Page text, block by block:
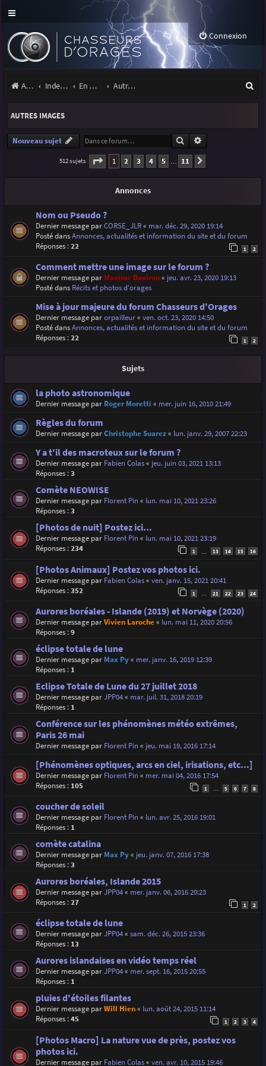
Connexion
Accueil Index du forum En marge des orages Autres images
e
r
AUTRES IMAGES
Nouveau sujet Rechercher
512 sujets Page 1sur 11
1 2 3 4 5 … 11
Annonces
Nom ou Pseudo ?
Dernier message parCORSE_JLR« mar. déc. 29, 2020 19:14
Posté dansAnnonces, actualités et information du site et du forum
Réponses :22 1 2
Comment mettre une image sur le forum ?
Dernier message par Maxime Daviron« jeu. avr. 23, 2020 19:13
Posté dans Récits et photos d'orages
Mise à jour majeure du forum Chasseurs d'Orages
Dernier message parorpailleur« ven. oct. 23, 2020 14:50
Posté dansAnnonces, actualités et information du site et du forum
Réponses :22 1 2
Sujets
la photo astronomique
Dernier message par Roger Moretti « mer. juin 16, 2010 21:49
Règles du forum
Dernier message parChristophe Suarez« lun. janv. 29, 2007 22:23
Y a t'il des macroteux sur le forum ?
Dernier message par Fabien Colas« jeu. juin 03, 2021 13:13
Réponses :3
Comète NEOWISE
Dernier message par Florent Pin« lun. mai 10, 2021 23:26
Réponses :3
[Photos de nuit] Postez ici...
Dernier message par Florent Pin« lun. mai 10, 2021 23:19
Réponses :234 1 13 14 15 16
[Photos Animaux] Postez vos photos ici.
Dernier message par Fabien Colas« ven. janv. 15, 2021 20:41
Réponses :352 1 21 22 23 24
Aurores boréales - Islande (2019) et Norvège (2020)
Dernier message parVivien Laroche« lun. mai 11, 2020 20:56
Réponses :9
éclipse totale de lune
Dernier message par Max Py« mer. janv. 16, 2019 12:39
Réponses : 1
Eclipse Totale de Lune du 27 juillet 2018
Dernier message parJPP04« mar. juil. 31, 2018 20:19
Réponses : 1
Conférence sur les phénomènes météo extrêmes,
Paris 26 mai
Dernier message par Florent Pin« jeu. mai 19, 2016 17:14
[Phénomènes optiques, arcs en ciel, irisations, etc...]
Dernier message par Florent Pin« mer. mai 04, 2016 17:54
Réponses : 105 1 5 6 7 8
coucher de soleil
Dernier message par Florent Pin« lun. avr. 25, 2016 19:01
Réponses : 1
comète catalina
Dernier message par Max Py« jeu. janv. 07, 2016 17:38
Réponses :3
Aurores boréales, Islande 2015
Dernier message parJPP04« mer. janv. 06, 2016 20:23
Réponses :27 1 2
éclipse totale de lune
Dernier message parJPP04« sam. déc. 26, 2015 23:36
Réponses : 13
Aurores islandaises en vidéo temps réel
Dernier message parJPP04« mer. sept. 16, 2015 20:55
Réponses : 1
pluies d'étoiles filantes
Dernier message parWill Hien« lun. août 24, 2015 11:14
Réponses :45 1 2 3 4
[Photos Macro] La nature vue de près, postez vos
photos ici.
Dernier message par Fabien Colas« ven. avr. 10, 2015 19:46